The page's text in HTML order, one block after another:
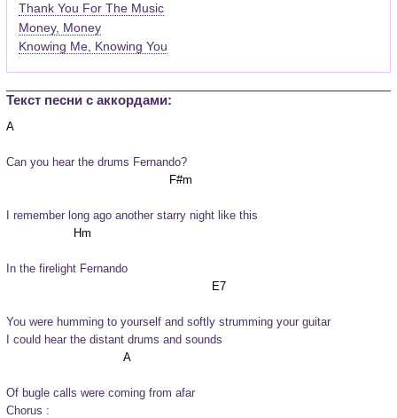
Thank You For The Music
Money, Money
Knowing Me, Knowing You
Текст песни c аккордами:
Can you hear the drums Fernando?
I remember long ago another starry night like this
In the firelight Fernando
You were humming to yourself and softly strumming your guitar
I could hear the distant drums and sounds
Of bugle calls were coming from afar
Chorus :